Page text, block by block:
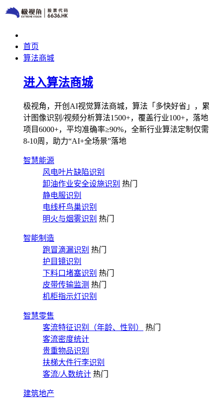
首页
算法商城
进入算法商城
极视角，开创AI视觉算法商城，算法「多快好省」，累
计图像识别/视频分析算法1500+，覆盖行业100+，落地
项目6000+，平均准确率≥90%，全新行业算法定制仅需
8-10周，助力“AI+全场景”落地
智慧能源
风电叶片缺陷识别
卸油作业安全设施识别 热门
静电服识别
电线杆鸟巢识别
明火与烟雾识别 热门
智能制造
跑冒滴漏识别 热门
护目镜识别
下料口堵塞识别 热门
皮带传输监测 热门
机柜指示灯识别
智慧零售
客流特征识别（年龄、性别）
热门
客流密度统计
贵重物品识别
扶梯大件行李识别
客流/人数统计 热门
建筑地产